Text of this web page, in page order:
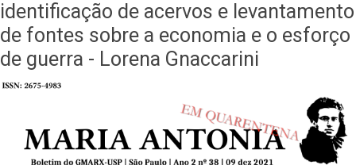
identificação de acervos e levantamento
de fontes sobre a economia e o esforço
de guerra - Lorena Gnaccarini